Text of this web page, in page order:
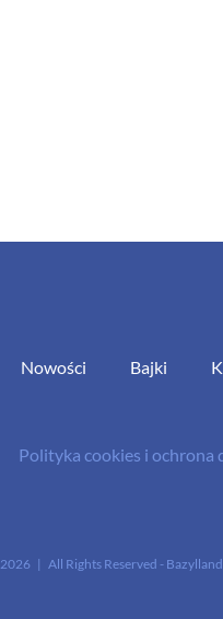
Nowości Bajki
Polityka cookies i ochrona
2026 | All Rights Reserved -